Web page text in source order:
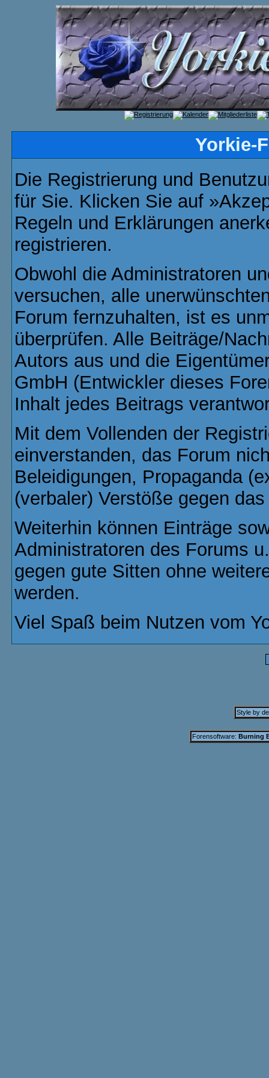
Yorkie-
Die Registrierung und
für Sie. Klicken Sie auf
Regeln und Erklärungen
registrieren.
Obwohl die Administratoren
versuchen, alle
Forum fernzuhalten, ist es
überprüfen. Alle Beiträge/
Autors aus und die
GmbH (Entwickler dieses
Inhalt jedes Beitrags
Mit dem Vollenden der
einverstanden, das Forum
Beleidigungen, Propaganda
(verbaler) Verstöße gegen
Weiterhin können Einträge
Administratoren des Forums
gegen gute Sitten ohne
werden.
Viel Spaß beim Nutzen vom
Style by
Forensoftware: Burning